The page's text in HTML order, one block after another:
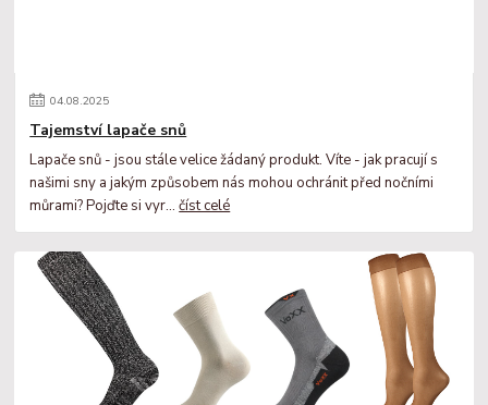
04.08.2025
Tajemství lapače snů
Lapače snů - jsou stále velice žádaný produkt. Víte - jak pracují s
našimi sny a jakým způsobem nás mohou ochránit před nočními
můrami? Pojďte si vyr...číst celé